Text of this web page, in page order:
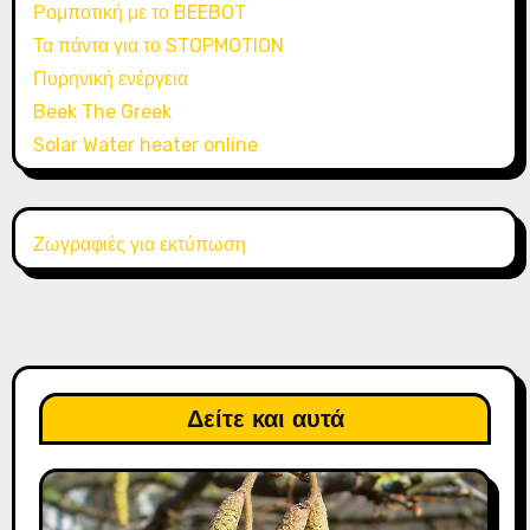
Ρομποτική με το BEEBOT
Τα πάντα για το STOPMOTION
Πυρηνική ενέργεια
Beek The Greek
Solar Water heater online
Ζωγραφιές για εκτύπωση
Δείτε και αυτά